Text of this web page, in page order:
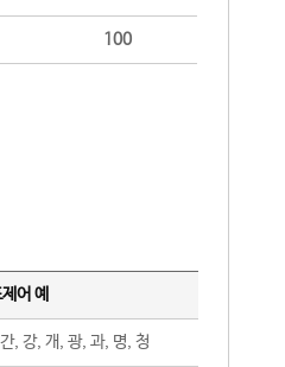
100
어 예
, 강, 개, 광, 과, 명, 청